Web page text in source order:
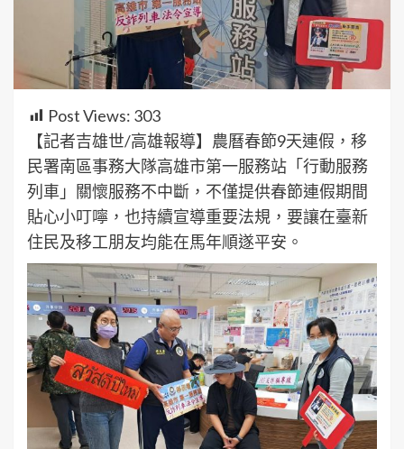
Post Views: 303
【記者吉雄世/高雄報導】農曆春節9天連假，移
民署南區事務大隊高雄市第一服務站「行動服務
列車」關懷服務不中斷，不僅提供春節連假期間
貼心小叮嚀，也持續宣導重要法規，要讓在臺新
住民及移工朋友均能在馬年順遂平安。